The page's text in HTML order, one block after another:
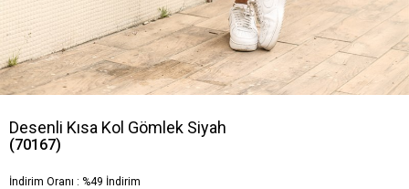
Desenli Kısa Kol Gömlek Siyah
(70167)
İndirim Oranı : %49 İndirim